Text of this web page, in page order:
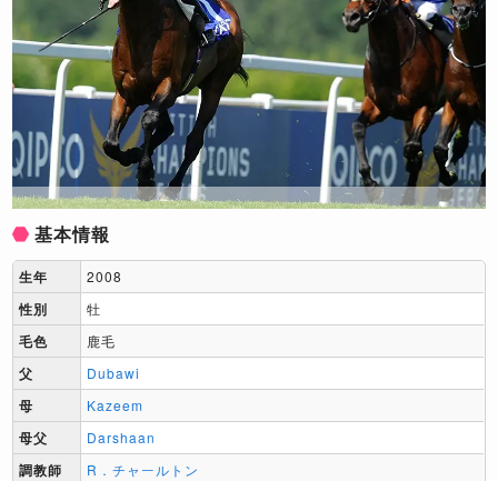
基本情報
生年 2008
性別 牡
毛色 鹿毛
父 Dubawi
母 Kazeem
母父 Darshaan
調教師 R．チャールトン